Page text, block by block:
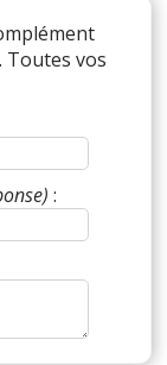
Toutes vos
: